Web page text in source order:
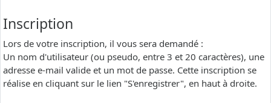
Inscription
Lors de votre inscription, il vous sera demandé :
Un nom d'utilisateur (ou pseudo, entre 3 et 20 caractères), une
adresse e-mail valide et un mot de passe. Cette inscription se
réalise en cliquant sur le lien "S'enregistrer", en haut à droite.